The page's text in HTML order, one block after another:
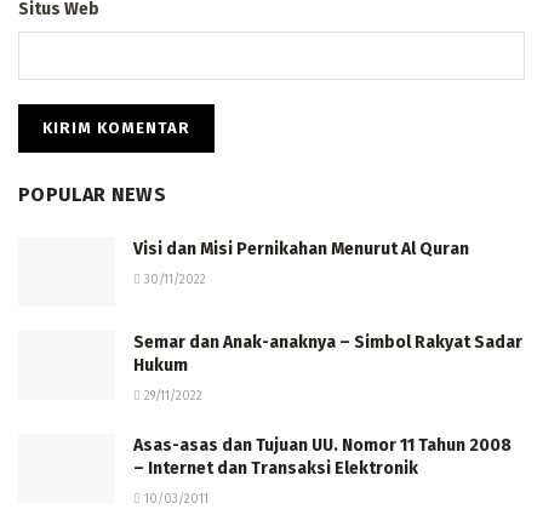
Situs Web
POPULAR NEWS
Visi dan Misi Pernikahan Menurut Al Quran
30/11/2022
Semar dan Anak-anaknya – Simbol Rakyat Sadar
Hukum
29/11/2022
Asas-asas dan Tujuan UU. Nomor 11 Tahun 2008
– Internet dan Transaksi Elektronik
10/03/2011